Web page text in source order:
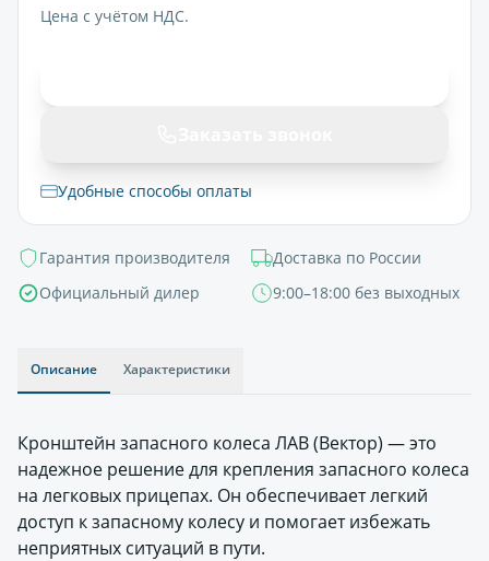
Цена с учётом НДС.
Удобные способы оплаты
Гарантия производителя
Доставка по России
Официальный дилер
9:00–18:00 без выходных
Описание Характеристики
Кронштейн запасного колеса ЛАВ (Вектор) — это
надежное решение для крепления запасного колеса
на легковых прицепах. Он обеспечивает легкий
доступ к запасному колесу и помогает избежать
неприятных ситуаций в пути.